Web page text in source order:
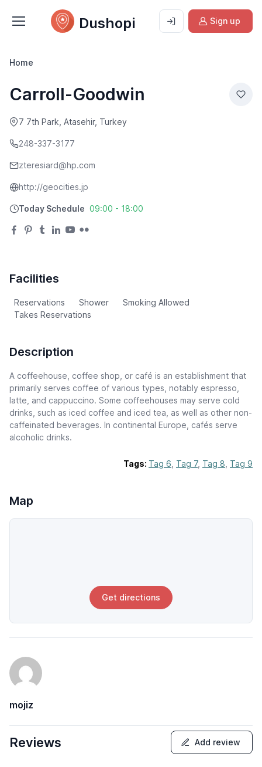
Dushopi Sign up
Home
Carroll-Goodwin
7 7th Park, Atasehir, Turkey
248-337-3177
zteresiard@hp.com
http://geocities.jp
Today Schedule 09:00 - 18:00
Facilities
Reservations Shower
Smoking Allowed
Takes Reservations
Description
A coffeehouse, coffee shop, or café is an establishment that
primarily serves coffee of various types, notably espresso,
latte, and cappuccino. Some coffeehouses may serve cold
drinks, such as iced coffee and iced tea, as well as other non-
caffeinated beverages. In continental Europe, cafés serve
alcoholic drinks.
Tags: Tag 6 Tag 7, Tag 8 Tag 9
Map
Get directions
mojiz
Reviews Add review